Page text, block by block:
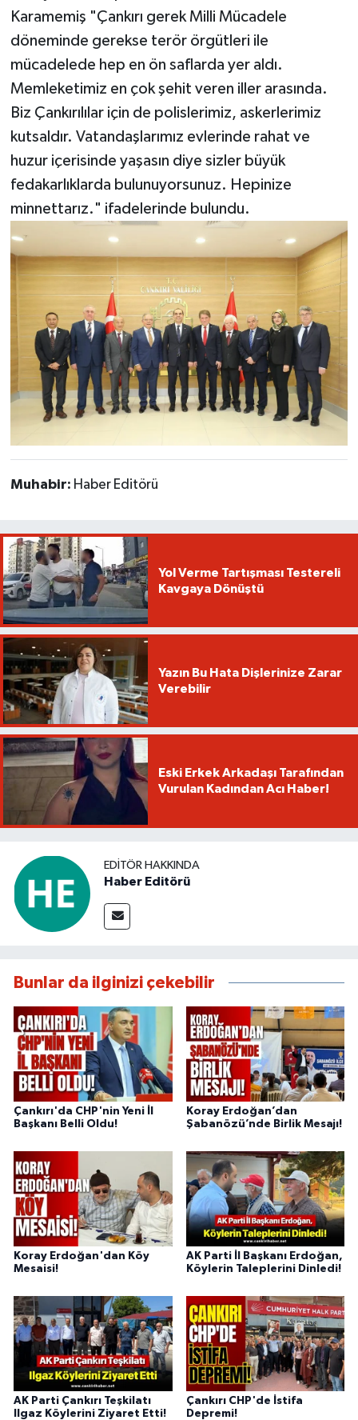
Karamemiş "Çankırı gerek Milli Mücadele
döneminde gerekse terör örgütleri ile
mücadelede hep en ön saflarda yer aldı.
Memleketimiz en çok şehit veren iller arasında.
Biz Çankırılılar için de polislerimiz, askerlerimiz
kutsaldır. Vatandaşlarımız evlerinde rahat ve
huzur içerisinde yaşasın diye sizler büyük
fedakarlıklarda bulunuyorsunuz. Hepinize
minnettarız." ifadelerinde bulundu.
Muhabir: Haber Editörü
Yol Verme Tartışması Testereli
Kavgaya Dönüştü
Yazın Bu Hata Dişlerinize Zarar
Verebilir
Eski Erkek Arkadaşı Tarafından
Vurulan Kadından Acı Haber!
EDITÖR HAKKINDA
Haber Editörü
Bunlar da ilginizi çekebilir
Çankırı'da CHP'nin Yeni İl
Başkanı Belli Oldu!
Koray Erdoğan’dan
Şabanözü’nde Birlik Mesajı!
Koray Erdoğan'dan Köy
Mesaisi!
AK Parti İl Başkanı Erdoğan,
Köylerin Taleplerini Dinledi!
AK Parti Çankırı Teşkilatı
Ilgaz Köylerini Ziyaret Etti!
Çankırı CHP'de İstifa
Depremi!